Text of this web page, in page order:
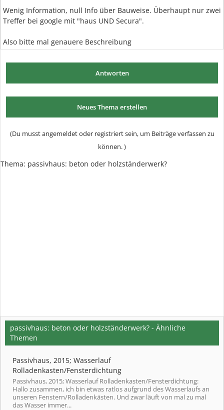
Wenig Information, null Info über Bauweise. Überhaupt nur zwei
Treffer bei google mit "haus UND Secura".
Also bitte mal genauere Beschreibung
Antworten
Neues Thema erstellen
(Du musst angemeldet oder registriert sein, um Beiträge verfassen zu
können. )
Thema: passivhaus: beton oder holzständerwerk?
passivhaus: beton oder holzständerwerk? - Ähnliche
Themen
Passivhaus, 2015; Wasserlauf
Rolladenkasten/Fensterdichtung
Passivhaus, 2015; Wasserlauf Rolladenkasten/Fensterdichtung:
Hallo zusammen, ich bin etwas ratlos aufgrund des Wasserlaufs an
unseren Fenstern/Rolladenkästen. Und zwar läuft von mal zu mal
das Wasser immer...